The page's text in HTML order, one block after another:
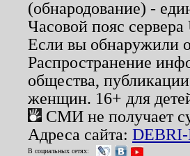
(обнародование) -
Часовой пояс
Если вы обнаружили
Распространение
общества,
женщин. 16+ для
СМИ не получает
Адреса сайта:
В социальных сетях: